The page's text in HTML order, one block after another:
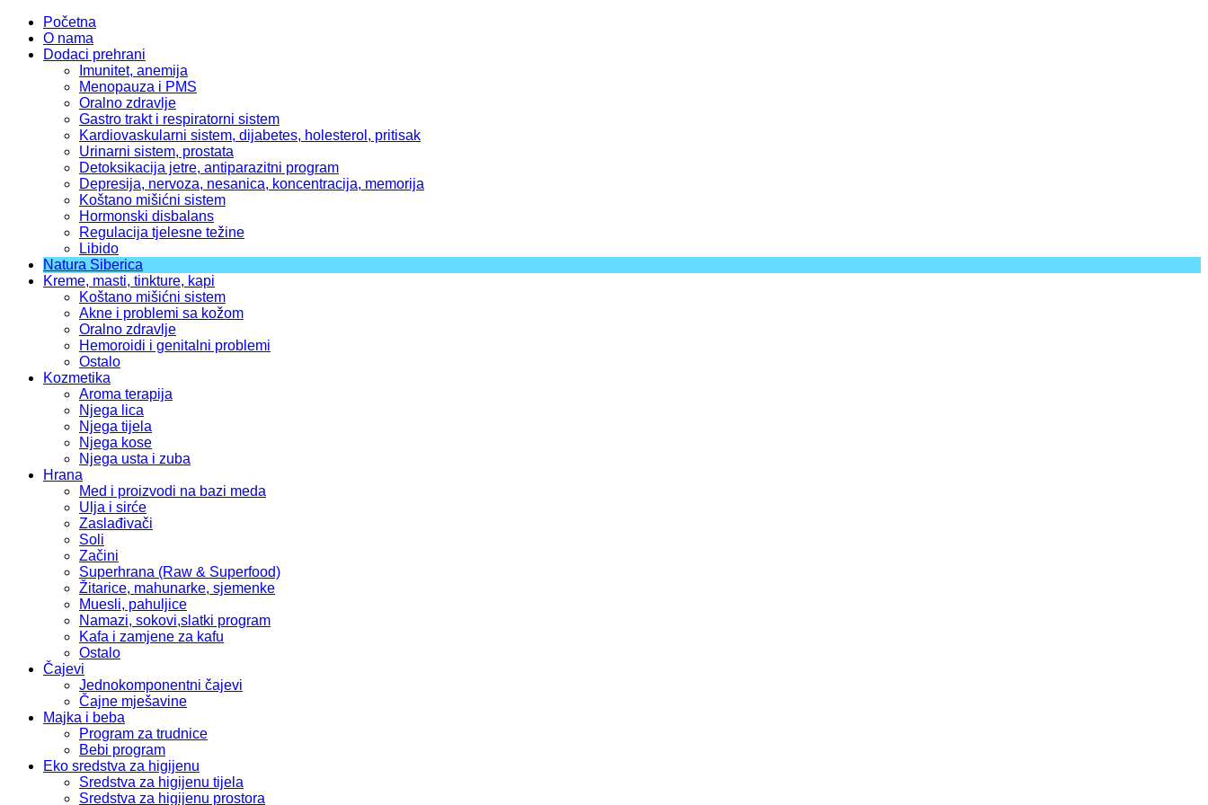
Početna
O nama
Dodaci prehrani
Imunitet, anemija
Menopauza i PMS
Oralno zdravlje
Gastro trakt i respiratorni sistem
Kardiovaskularni sistem, dijabetes, holesterol, pritisak
Urinarni sistem, prostata
Detoksikacija jetre, antiparazitni program
Depresija, nervoza, nesanica, koncentracija, memorija
Koštano mišićni sistem
Hormonski disbalans
Regulacija tjelesne težine
Libido
Natura Siberica
Kreme, masti, tinkture, kapi
Koštano mišićni sistem
Akne i problemi sa kožom
Oralno zdravlje
Hemoroidi i genitalni problemi
Ostalo
Kozmetika
Aroma terapija
Njega lica
Njega tijela
Njega kose
Njega usta i zuba
Hrana
Med i proizvodi na bazi meda
Ulja i sirće
Zaslađivači
Soli
Začini
Superhrana (Raw & Superfood)
Žitarice, mahunarke, sjemenke
Muesli, pahuljice
Namazi, sokovi,slatki program
Kafa i zamjene za kafu
Ostalo
Čajevi
Jednokomponentni čajevi
Čajne mješavine
Majka i beba
Program za trudnice
Bebi program
Eko sredstva za higijenu
Sredstva za higijenu tijela
Sredstva za higijenu prostora